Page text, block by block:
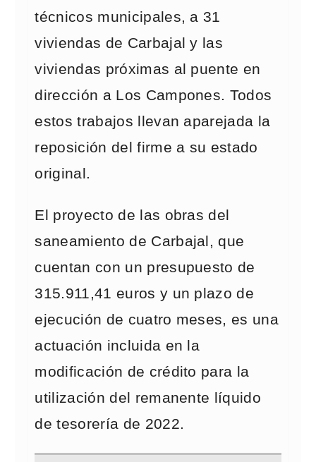
técnicos municipales, a 31
viviendas de Carbajal y las
viviendas próximas al puente en
dirección a Los Campones. Todos
estos trabajos llevan aparejada la
reposición del firme a su estado
original.
El proyecto de las obras del
saneamiento de Carbajal, que
cuentan con un presupuesto de
315.911,41 euros y un plazo de
ejecución de cuatro meses, es una
actuación incluida en la
modificación de crédito para la
utilización del remanente líquido
de tesorería de 2022.